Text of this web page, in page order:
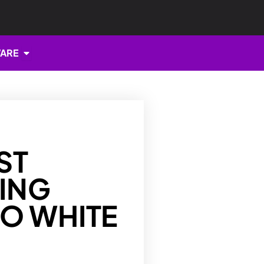
Open HARDWARE
WHITE